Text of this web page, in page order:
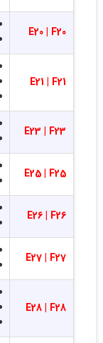
E20 | F20
E21 | F21
E23 | F23
E25 | F25
E26 | F26
E27 | F27
E28 | F28